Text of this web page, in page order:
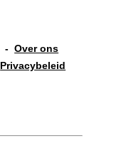
-Over ons
Privacybeleid